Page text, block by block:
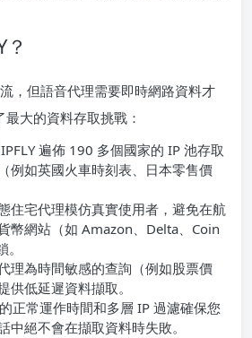
，但語音代理需要即時網路資料才
大的資料存取挑戰：
IPFLY 遍佈 190 多個國家的 IP 池存取
例如英國火車時刻表、日本零售價
住宅代理模仿真實使用者，避免在航
幣網站（如 Amazon、Delta、Coin
理為時間敏感的查詢（例如股票價
供低延遲資料擷取。
正常運作時間和多層 IP 過濾確保您
中絕不會在擷取資料時失敗。